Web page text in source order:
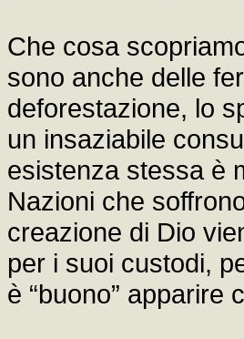
Che cosa
sono anche delle
deforestazione, lo
un insaziabile
esistenza stessa è
Nazioni che
creazione di Dio
per i suoi custodi,
è “buono” apparire